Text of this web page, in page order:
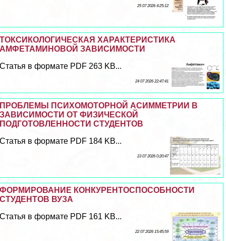
25 07 2026 4:25:12
ТОКСИКОЛОГИЧЕСКАЯ ХАРАКТЕРИСТИКА
АМФЕТАМИНОВОЙ ЗАВИСИМОСТИ
Статья в формате PDF 263 KB...
24 07 2026 22:47:41
ПРОБЛЕМЫ ПСИХОМОТОРНОЙ АСИММЕТРИИ В
ЗАВИСИМОСТИ ОТ ФИЗИЧЕСКОЙ
ПОДГОТОВЛЕННОСТИ СТУДЕНТОВ
Статья в формате PDF 184 KB...
23 07 2026 0:20:47
ФОРМИРОВАНИЕ КОНКУРЕНТОСПОСОБНОСТИ
СТУДЕНТОВ ВУЗА
Статья в формате PDF 161 KB...
22 07 2026 15:45:59